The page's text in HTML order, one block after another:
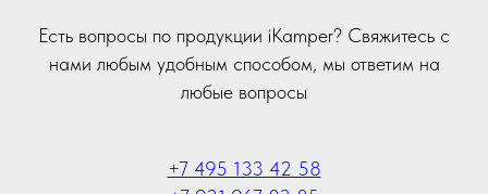
Есть вопросы по продукции iKamper? Свяжитесь с
нами любым удобным способом, мы ответим на
любые вопросы
+7 495 133 42 58